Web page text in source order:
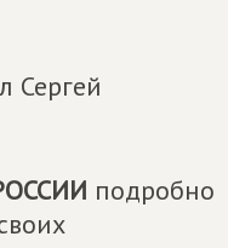
Сергей
подробно